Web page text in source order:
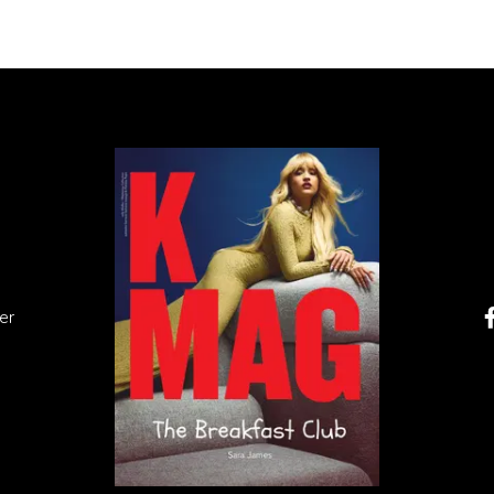
obradach, które odbyły się w nocy z 20 na 21
z ekspertów, Marcin Majchrowski z Programu II
Lu w następujący sposób:
Nie można mówić o zachwycie, dlatego
osobista, wyrafinowana, to jednak w tym roku - w
10 lat temu - skręciła w inną stronę, jego
Pamiętamy poziom tamtego konkursu